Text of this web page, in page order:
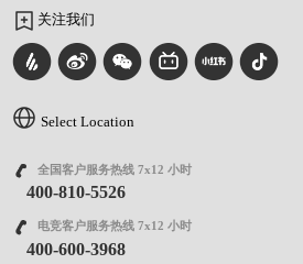
关注我们
Select Location
全国客户服务热线 7x12 小时
400-810-5526
电竞客户服务热线 7x12 小时
400-600-3968